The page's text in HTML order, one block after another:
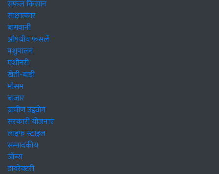
सफल किसान
साक्षात्कार
बागवानी
औषधीय फसलें
पशुपालन
मशीनरी
खेती-बाड़ी
मौसम
बाजार
ग्रामीण उद्द्योग
सरकारी योजनाएं
लाइफ स्टाइल
सम्पादकीय
जॉब्स
डायरेक्टरी